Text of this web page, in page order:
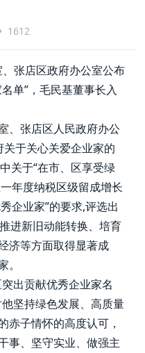
1612
张店区政府办公室公布
单”，毛民基董事长入
张店区人民政府办公
于关心关爱企业家的
关于“在市、区享受绿
年度纳税区级留成增长
企业家”的要求,评选出
进新旧动能转换、培育
济等方面取得显著成
出贡献优秀企业家名
坚持绿色发展、高质量
赤子情怀的高度认可，
事、坚守实业、做强主